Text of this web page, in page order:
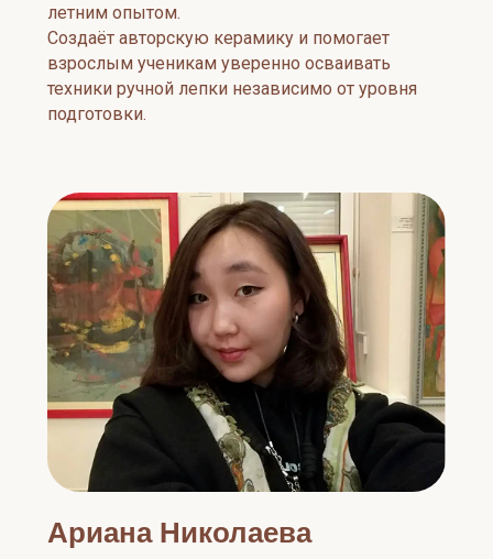
летним опытом.
Создаёт авторскую керамику и помогает
взрослым ученикам уверенно осваивать
техники ручной лепки независимо от уровня
подготовки.
Ариана Николаева